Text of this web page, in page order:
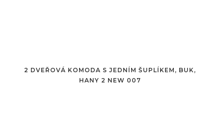
2 DVEŘOVÁ KOMODA S JEDNÍM ŠUPLÍKEM, BUK,
HANY 2 NEW 007